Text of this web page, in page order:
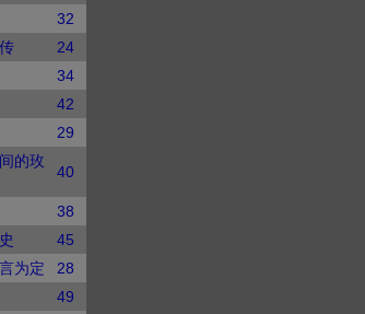
32
24
34
42
29
的玫
40
38
45
为定
28
49